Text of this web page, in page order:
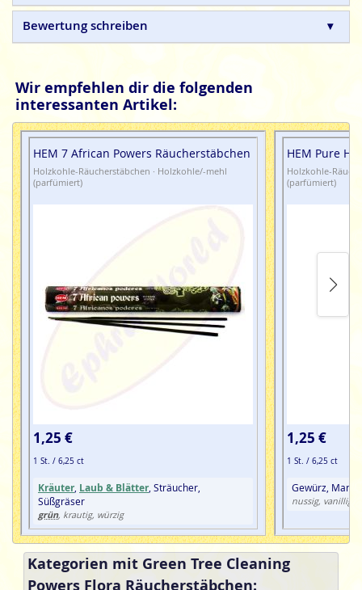
Bewertung schreiben
Wir empfehlen dir die folgenden
interessanten Artikel:
HEM 7 African Powers Räucherstäbchen
Holzkohle-Räucherstäbchen · Holzkohle/-mehl
(parfümiert)
1,25 €
1 St. / 6,25 ct
Kräuter, Laub & Blätter, Sträucher,
Süßgräser
grün, krautig, würzig
HEM Pure
Holzkohle-
(parfümiert)
1,25 €
1 St. / 6,25 ct
Gewürz,
nussig, vanillig,
Kategorien mit Green Tree Cleaning
Powers Flora Räucherstäbchen: